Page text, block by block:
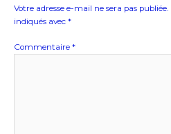
Votre adresse e-mail ne sera pas publiée.
indiqués avec *
Commentaire *